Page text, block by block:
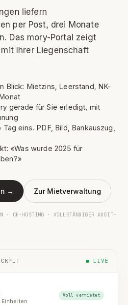
liefern
per Post, drei Monate
Das mory-Portal zeigt
Ihrer Liegenschaft
Blick: Mietzins, Leerstand, NK-
gerade für Sie erledigt, mit
eins. PDF, Bild, Bankauszug,
«Was wurde 2025 für
→ Zur Mietverwaltung
· CH-HOSTING · VOLLSTÄNDIGER AUDIT-
● LIVE
Einheiten
Voll vermietet